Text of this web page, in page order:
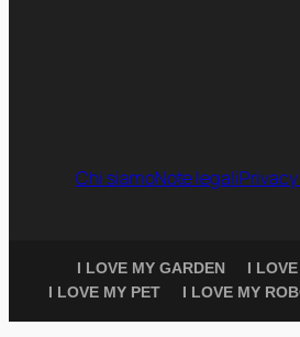
Chi siamoNote legali
I LOVE MY GARDEN
I
I LOVE MY PET
I LOVE MY